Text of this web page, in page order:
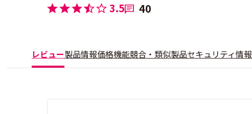
3.5 40
レビュー製品情報価格機能競合・類似製品セキュリティ情報